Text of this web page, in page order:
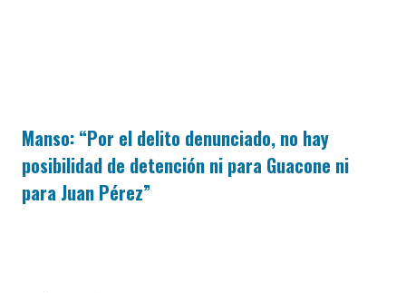
Manso: “Por el delito denunciado, no hay
posibilidad de detención ni para Guacone ni
para Juan Pérez”